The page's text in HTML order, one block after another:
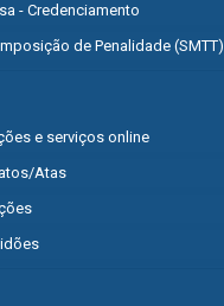
- Credenciamento
de Penalidade (SMTT)
e serviços online
Atas